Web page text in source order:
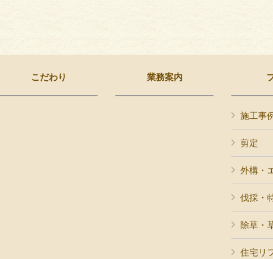
こだわり 業務案内
施工事
剪定
外構・
伐採・
除草・
住宅リ